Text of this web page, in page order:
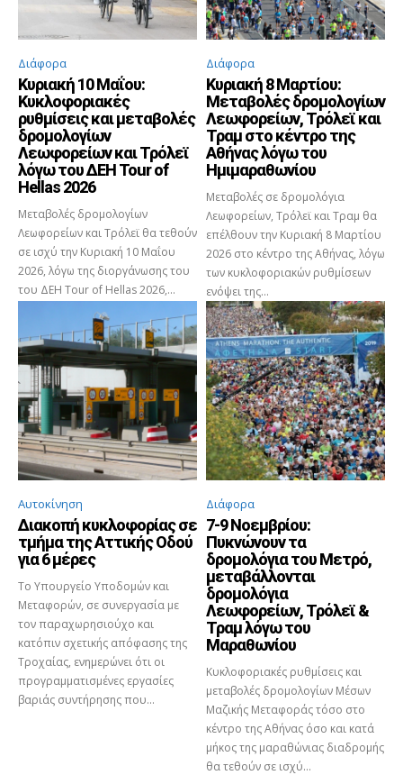
Διάφορα
Κυριακή 10 Μαΐου:
Κυκλοφοριακές
ρυθμίσεις και μεταβολές
δρομολογίων
Λεωφορείων και Τρόλεϊ
λόγω του ΔΕΗ Tour of
Hellas 2026
Μεταβολές δρομολογίων
Λεωφορείων και Τρόλεϊ θα τεθούν
σε ισχύ την Κυριακή 10 Μαΐου
2026, λόγω της διοργάνωσης του
του ΔΕΗ Tour of Hellas 2026,...
Διάφορα
Κυριακή 8 Μαρτίου:
Μεταβολές δρομολογίων
Λεωφορείων, Τρόλεϊ και
Τραμ στο κέντρο της
Αθήνας λόγω του
Ημιμαραθωνίου
Μεταβολές σε δρομολόγια
Λεωφορείων, Τρόλεϊ και Τραμ θα
επέλθουν την Κυριακή 8 Μαρτίου
2026 στο κέντρο της Αθήνας, λόγω
των κυκλοφοριακών ρυθμίσεων
ενόψει της...
Αυτοκίνηση
Διακοπή κυκλοφορίας σε
τμήμα της Αττικής Οδού
για 6 μέρες
Το Υπουργείο Υποδομών και
Μεταφορών, σε συνεργασία με
τον παραχωρησιούχο και
κατόπιν σχετικής απόφασης της
Τροχαίας, ενημερώνει ότι οι
προγραμματισμένες εργασίες
βαριάς συντήρησης που...
Διάφορα
7-9 Νοεμβρίου:
Πυκνώνουν τα
δρομολόγια του Μετρό,
μεταβάλλονται
δρομολόγια
Λεωφορείων, Τρόλεϊ &
Τραμ λόγω του
Μαραθωνίου
Κυκλοφοριακές ρυθμίσεις και
μεταβολές δρομολογίων Μέσων
Μαζικής Μεταφοράς τόσο στο
κέντρο της Αθήνας όσο και κατά
μήκος της μαραθώνιας διαδρομής
θα τεθούν σε ισχύ...